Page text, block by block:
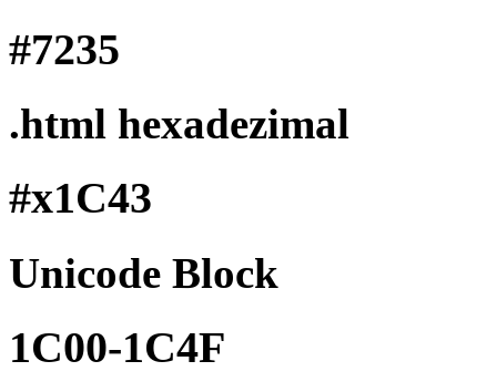
#7235
.html hexadezimal
#x1C43
Unicode Block
1C00-1C4F